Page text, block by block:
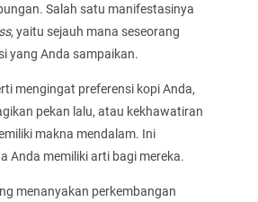
Salah satu manifestasinya
, yaitu sejauh mana seseorang
yang Anda sampaikan.
mengingat preferensi kopi Anda,
pekan lalu, atau kekhawatiran
makna mendalam. Ini
Anda memiliki arti bagi mereka.
menanyakan perkembangan